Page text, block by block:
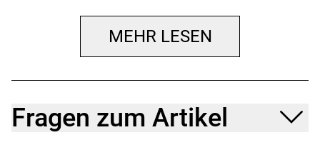
MEHR LESEN
Fragen zum Artikel